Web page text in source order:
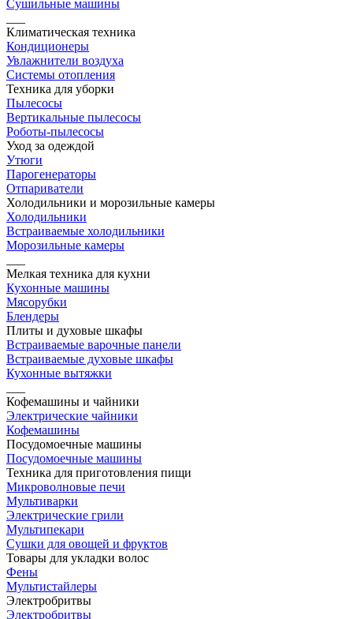
Сушильные машины
Климатическая техника
Кондиционеры
Увлажнители воздуха
Системы отопления
Техника для уборки
Пылесосы
Вертикальные пылесосы
Роботы-пылесосы
Уход за одеждой
Утюги
Парогенераторы
Отпариватели
Холодильники и морозильные камеры
Холодильники
Встраиваемые холодильники
Морозильные камеры
Мелкая техника для кухни
Кухонные машины
Мясорубки
Блендеры
Плиты и духовые шкафы
Встраиваемые варочные панели
Встраиваемые духовые шкафы
Кухонные вытяжки
Кофемашины и чайники
Электрические чайники
Кофемашины
Посудомоечные машины
Посудомоечные машины
Техника для приготовления пищи
Микроволновые печи
Мультиварки
Электрические грили
Мультипекари
Сушки для овощей и фруктов
Товары для укладки волос
Фены
Мультистайлеры
Электробритвы
Электробритвы